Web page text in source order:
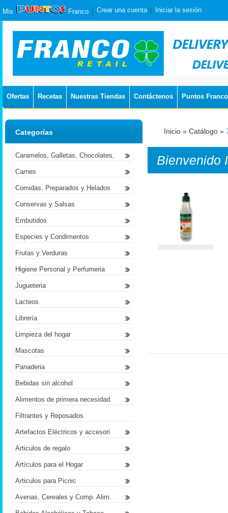
Mis Franco Crear una cuenta Iniciar la sesión
Ofertas Recetas Nuestras Tiendas Contáctenos Puntos Franco
Inicio » Catálogo »
Bienvenido
Categorías
Caramelos, Galletas, Chocolates,
Carnes
Comidas, Preparados y Helados
Conservas y Salsas
Embutidos
Especies y Condimentos
Frutas y Verduras
Higiene Personal y Perfumeria
Jugueteria
Lacteos
Librería
Limpieza del hogar
Mascotas
Panaderia
Bebidas sin alcohol
Alimentos de primera necesidad
Filtrantes y Reposados
Artefactos Eléctricos y accesori
Articulos de regalo
Artículos para el Hogar
Articulos para Picnic
Avenas, Cereales y Comp. Alim.